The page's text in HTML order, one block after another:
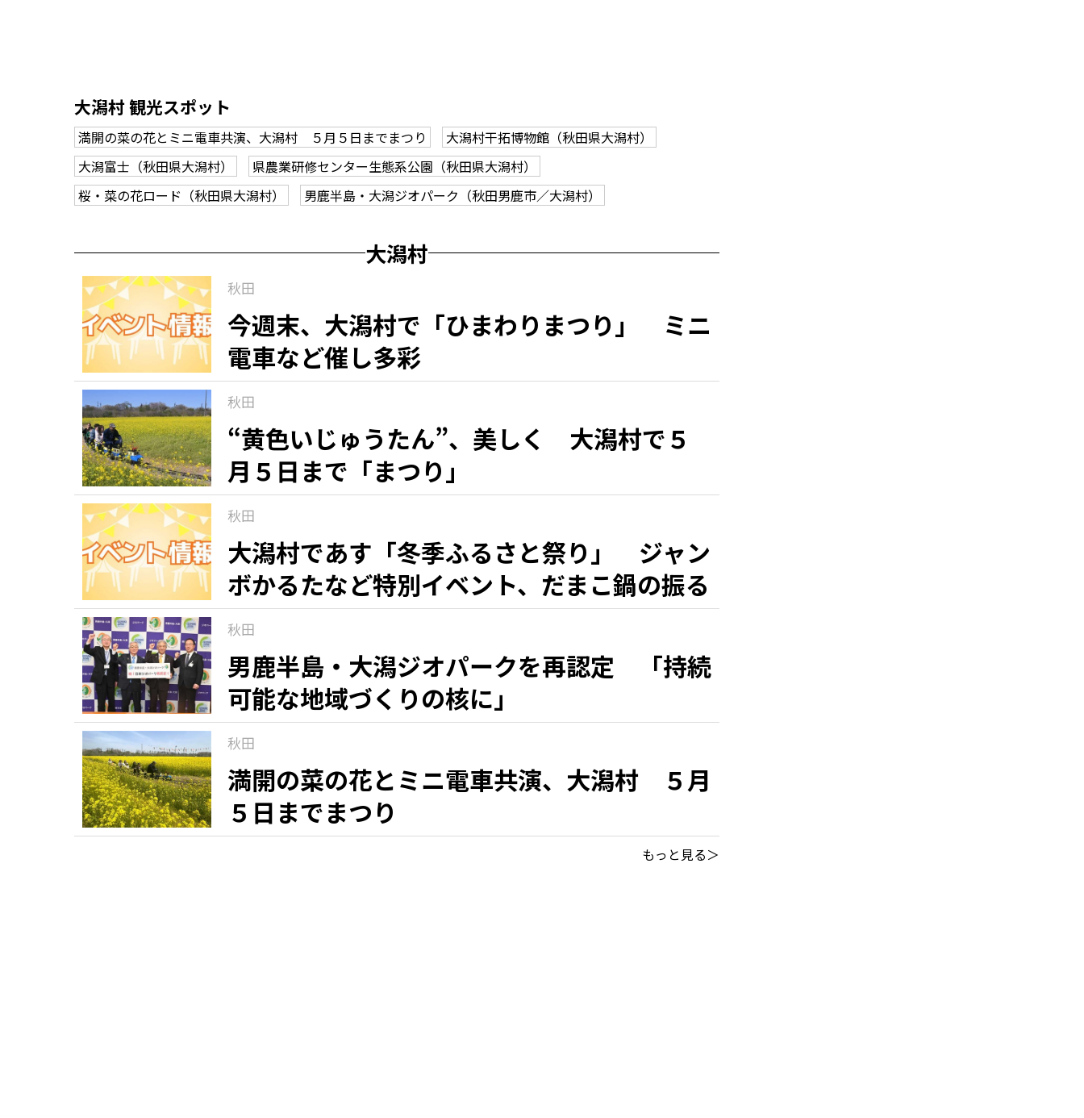
大潟村 観光スポット
満開の菜の花とミニ電車共演、大潟村 ５月５日までまつり
大潟村干拓博物館（秋田県大潟村）
大潟富士（秋田県大潟村）
県農業研修センター生態系公園（秋田県大潟村）
桜・菜の花ロード（秋田県大潟村）
男鹿半島・大潟ジオパーク（秋田男鹿市／大潟村）
大潟村
秋田
今週末、大潟村で「ひまわりまつり」 ミニ
電車など催し多彩
秋田
“黄色いじゅうたん”、美しく 大潟村で５
月５日まで「まつり」
秋田
大潟村であす「冬季ふるさと祭り」 ジャン
ボかるたなど特別イベント、だまこ鍋の振る
舞いも
秋田
男鹿半島・大潟ジオパークを再認定 「持続
可能な地域づくりの核に」
秋田
満開の菜の花とミニ電車共演、大潟村 ５月
５日までまつり
もっと見る＞